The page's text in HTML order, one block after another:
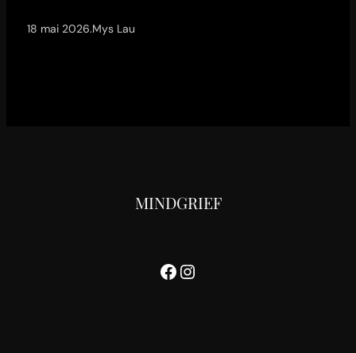
18 mai 2026.Mys Lau
MINDGRIEF
Facebook
Instagram